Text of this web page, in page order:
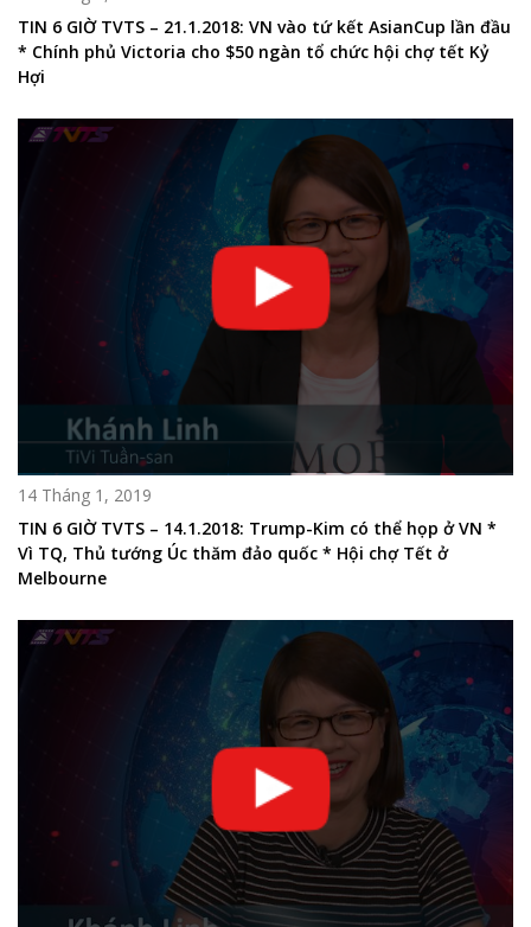
TIN 6 GIỜ TVTS – 21.1.2018: VN vào tứ kết AsianCup lần đầu
* Chính phủ Victoria cho $50 ngàn tổ chức hội chợ tết Kỷ
Hợi
14 Tháng 1, 2019
TIN 6 GIỜ TVTS – 14.1.2018: Trump-Kim có thể họp ở VN *
Vì TQ, Thủ tướng Úc thăm đảo quốc * Hội chợ Tết ở
Melbourne